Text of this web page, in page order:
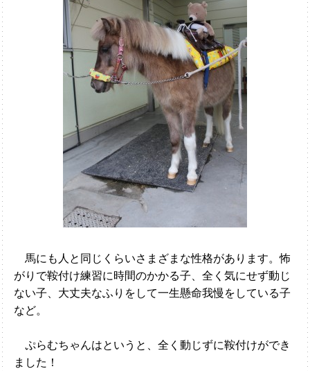
馬にも人と同じくらいさまざまな性格があります。怖
がりで鞍付け練習に時間のかかる子、全く気にせず動じ
ない子、大丈夫なふりをして一生懸命我慢をしている子
など。
ぷらむちゃんはというと、全く動じずに鞍付けができ
ました！